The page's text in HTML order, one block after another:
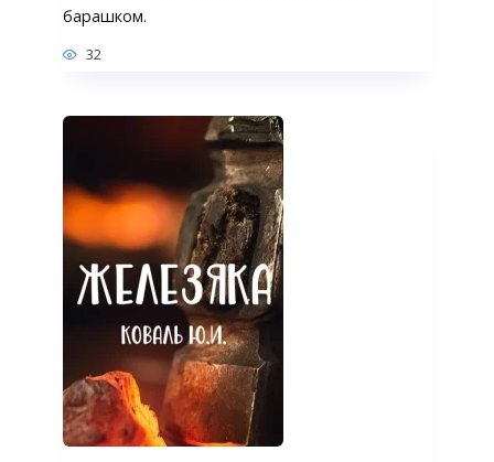
барашком.
32